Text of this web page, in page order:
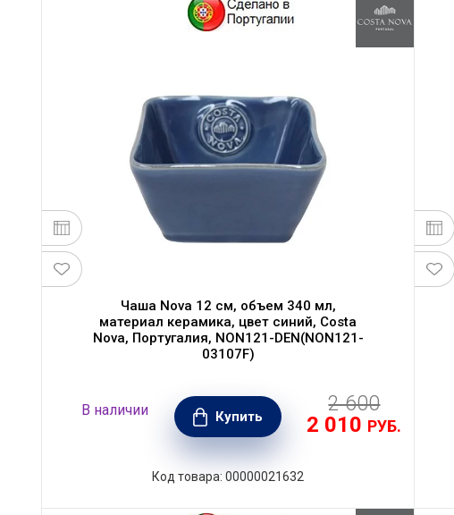
Чаша Nova 12 см, объем 340 мл,
материал керамика, цвет синий, Costa
Nova, Португалия, NON121-DEN(NON121-
03107F)
В наличии Купить
2 600
2 010 РУБ.
Код товара: 00000021632